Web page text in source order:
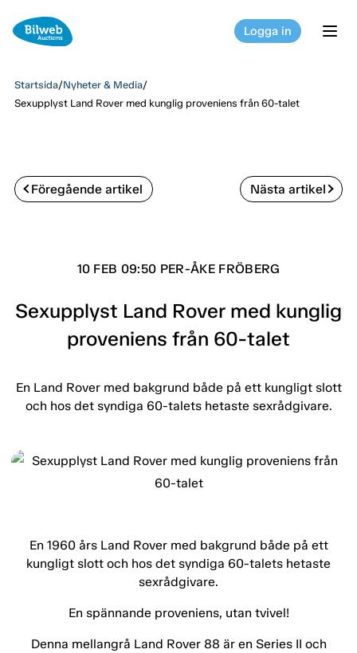
Logga in
Startsida/Nyheter & Media/
Sexupplyst Land Rover med kunglig proveniens från 60-talet
Föregående artikel Nästa artikel
10 FEB 09:50 PER-ÅKE FRÖBERG
Sexupplyst Land Rover med kunglig
proveniens från 60-talet
En Land Rover med bakgrund både på ett kungligt slott
och hos det syndiga 60-talets hetaste sexrådgivare.
En 1960 års Land Rover med bakgrund både på ett
kungligt slott och hos det syndiga 60-talets hetaste
sexrådgivare.
En spännande proveniens, utan tvivel!
Denna mellangrå Land Rover 88 är en Series II och